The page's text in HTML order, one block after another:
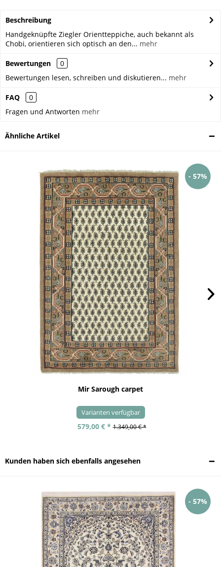
Beschreibung
Handgeknüpfte Ziegler Orientteppiche, auch bekannt als
Chobi, orientieren sich optisch an den... mehr
Bewertungen
0
Bewertungen lesen, schreiben und diskutieren... mehr
FAQ
0
Fragen und Antworten mehr
Ähnliche Artikel
- 57%
Mir Sarough carpet
Varianten verfügbar
579,00 € * 1.349,00 € *
Kunden haben sich ebenfalls angesehen
- 57%